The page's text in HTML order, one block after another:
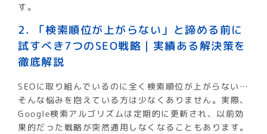
す。
2. 「検索順位が上がらない」と諦める前に
試すべき7つのSEO戦略｜実績ある解決策を
徹底解説
SEOに取り組んでいるのに全く検索順位が上がらない…
そんな悩みを抱えている方は少なくありません。実際、
Google検索アルゴリズムは定期的に更新され、以前効
果的だった戦略が突然通用しなくなることもあります。